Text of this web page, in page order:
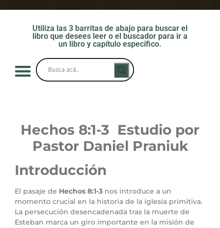
Utiliza las 3 barritas de abajo para buscar el
libro que desees leer o el buscador para ir a
un libro y capítulo específico.
Hechos 8:1-3 Estudio por
Pastor Daniel Praniuk
Introducción
El pasaje de Hechos 8:1-3 nos introduce a un
momento crucial en la historia de la iglesia primitiva.
La persecución desencadenada tras la muerte de
Esteban marca un giro importante en la misión de